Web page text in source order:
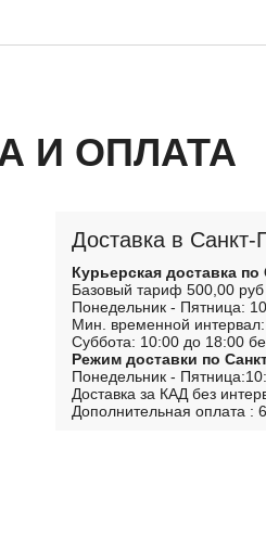
И ОПЛАТА
Доставка в Санкт-
Курьерская доставка
Базовый тариф 500,00 руб
Понедельник - Пятница:
Мин. временной интервал:
Суббота: 10:00 до 18:00
Режим доставки по
Понедельник -
Доставка за КАД без
Дополнительная оплата :